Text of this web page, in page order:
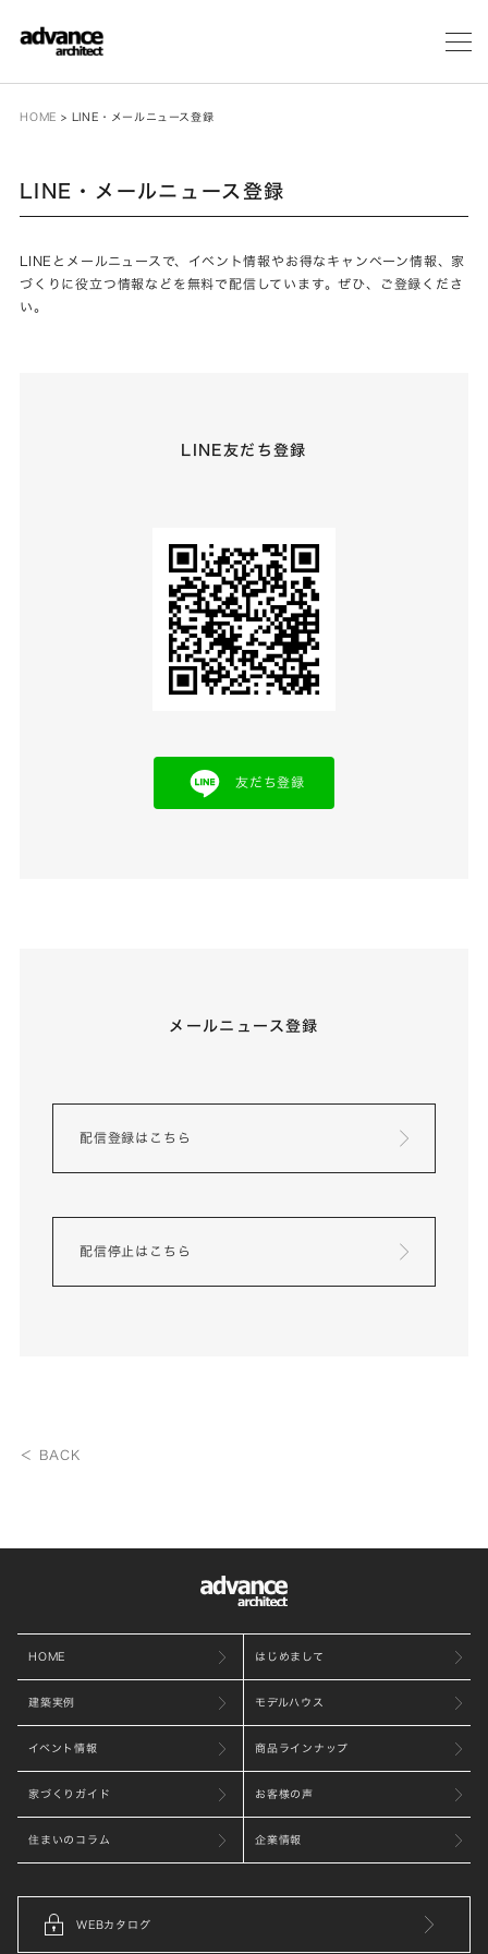
メ
HOME > LINE・メールニュース登録
LINE・メールニュース登録
LINEとメールニュースで、イベント情報やお得なキャンペーン情報、家
づくりに役立つ情報などを無料で配信しています。ぜひ、ご登録くださ
い。
LINE友だち登録
友だち登録
メールニュース登録
配信登録はこちら
配信停止はこちら
＜ BACK
HOME はじめまして
建築実例 モデルハウス
イベント情報 商品ラインナップ
家づくりガイド お客様の声
住まいのコラム 企業情報
WEBカタログ